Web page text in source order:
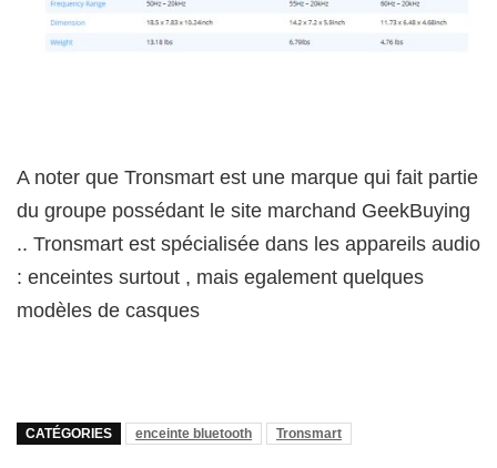
A noter que Tronsmart est une marque qui fait partie
du groupe possédant le site marchand GeekBuying
.. Tronsmart est spécialisée dans les appareils audio
: enceintes surtout , mais egalement quelques
modèles de casques
CATÉGORIES enceinte bluetooth Tronsmart